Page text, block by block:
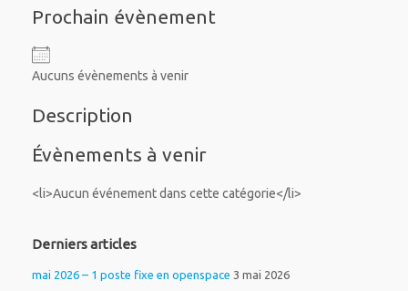
Prochain évènement
Aucuns évènements à venir
Description
Évènements à venir
<li>Aucun événement dans cette catégorie</li>
Derniers articles
mai 2026 – 1 poste fixe en openspace 3 mai 2026